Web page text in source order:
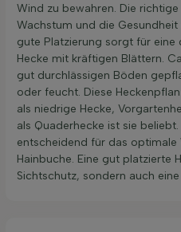
Wind zu bewahren. Die
Wachstum und die Gesundheit
gute Platzierung sorgt für
Hecke mit kräftigen Blättern.
gut durchlässigen Böden
oder feucht. Diese
als niedrige Hecke,
als Quaderhecke ist sie
entscheidend für das
Hainbuche. Eine gut platzierte
Sichtschutz, sondern auch